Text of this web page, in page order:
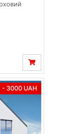
- 3000 UAH